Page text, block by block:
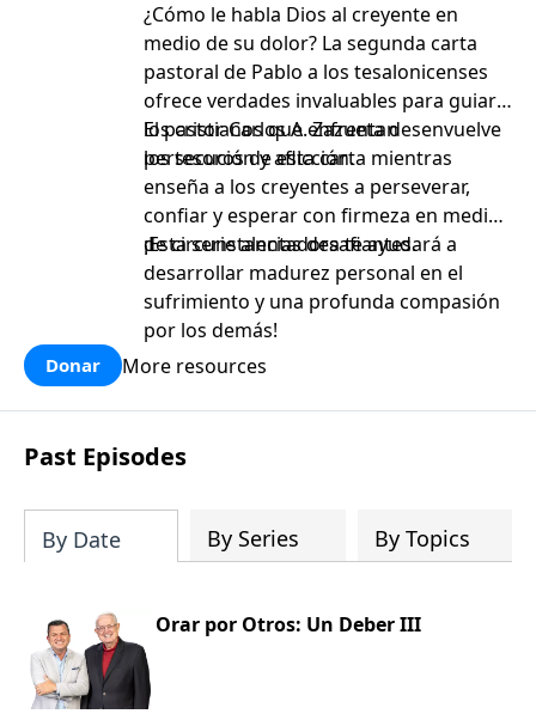
¿Cómo le habla Dios al creyente en
medio de su dolor? La segunda carta
pastoral de Pablo a los tesalonicenses
ofrece verdades invaluables para guiar a
los cristianos que enfrentan
persecución y aflicción.
El pastor Carlos A. Zazueta desenvuelve
los tesoros de esta carta mientras
enseña a los creyentes a perseverar,
confiar y esperar con firmeza en medio
de circunstancias desafiantes.
¡Esta serie alentadora te ayudará a
desarrollar madurez personal en el
sufrimiento y una profunda compasión
por los demás!
Donar More resources
Past Episodes
By Date By Series By Topics
Orar por Otros: Un Deber III